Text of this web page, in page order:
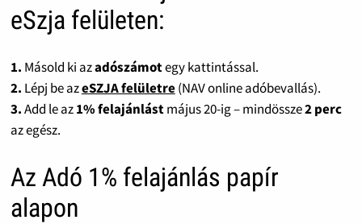
eSzja felületen:
1. Másold ki azadószámotegy kattintással.
2. Lépj be azeSZJA felületre(NAV online adóbevallás).
3.Add le az1% felajánlástmájus 20-ig – mindössze2 perc
az egész.
Az Adó 1% felajánlás papír
alapon